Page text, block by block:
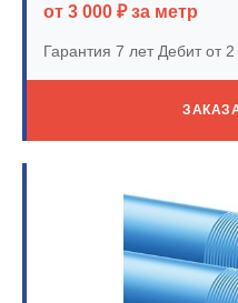
от 3 000 ₽ за метр
Гарантия 7 летДебит от 2